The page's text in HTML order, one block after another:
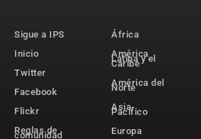
Sigue a IPS
Inicio
Twitter
Facebook
Flickr
Reglas de
comunidad
África
América
Latina y el
Caribe
América del
Norte
Asia-
Pacífico
Europa